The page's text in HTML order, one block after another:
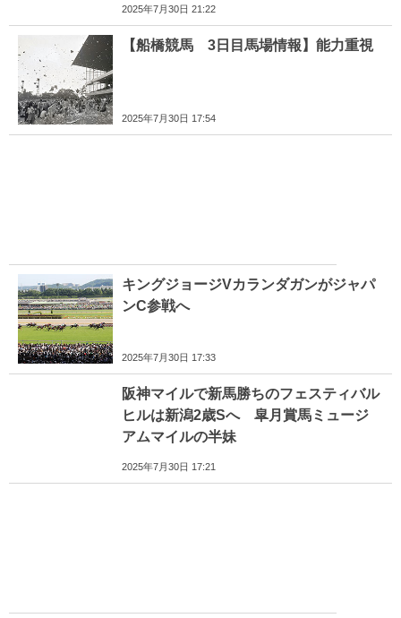
2025年7月30日 21:22
【船橋競馬 3日目馬場情報】能力重視
2025年7月30日 17:54
キングジョージVカランダガンがジャパ
ンC参戦へ
2025年7月30日 17:33
阪神マイルで新馬勝ちのフェスティバル
ヒルは新潟2歳Sへ 皐月賞馬ミュージ
アムマイルの半妹
2025年7月30日 17:21